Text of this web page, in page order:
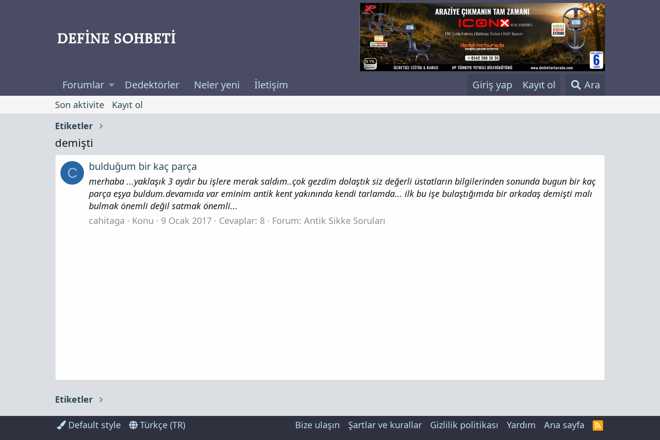
Forumlar Dedektörler Neler yeni İletişim Giriş yap Kayıt ol Ara
Son aktivite
Kayıt ol
Etiketler
demişti
C bulduğum bir kaç parça
merhaba ...yaklaşık 3 aydır bu işlere merak saldım..çok gezdim dolaştık siz değerli üstatların bilgilerinden sonunda bugun bir kaç
parça eşya buldum.devamıda var eminim antik kent yakınında kendi tarlamda... ilk bu işe bulaştığımda bir arkadaş demişti malı
bulmak önemli değil satmak önemli...
cahitaga
Konu 9 Ocak 2017 Cevaplar: 8 Forum: Antik Sikke Soruları
Etiketler
Default style Türkçe (TR) Bize ulaşın Şartlar ve kurallar Gizlilik politikası Yardım Ana sayfa